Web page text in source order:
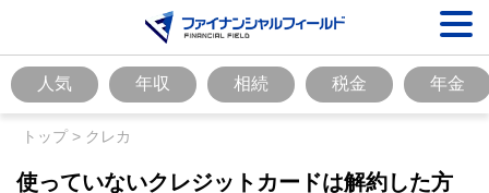
人気 年収 相続 税金 年金
トップ> クレカ
使っていないクレジットカードは解約した方